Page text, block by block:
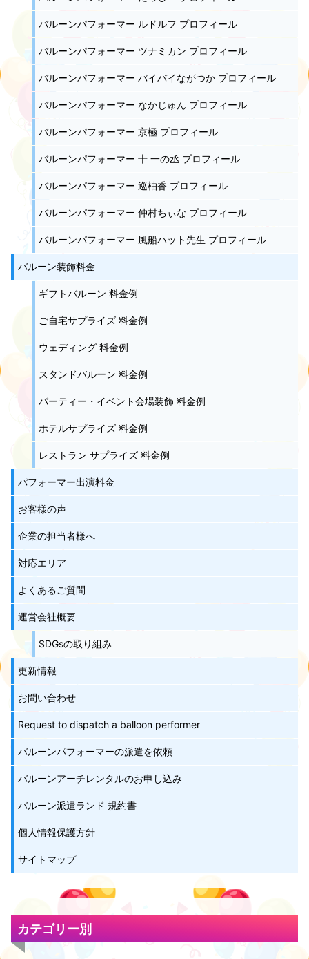
バルーンパフォーマー ルドルフ プロフィール
バルーンパフォーマー ツナミカン プロフィール
バルーンパフォーマー バイバイながつか プロフィール
バルーンパフォーマー なかじゅん プロフィール
バルーンパフォーマー 京極 プロフィール
バルーンパフォーマー 十 一の丞 プロフィール
バルーンパフォーマー 巡柚香 プロフィール
バルーンパフォーマー 仲村ちぃな プロフィール
バルーンパフォーマー 風船ハット先生 プロフィール
バルーン装飾料金
ギフトバルーン 料金例
ご自宅サプライズ 料金例
ウェディング 料金例
スタンドバルーン 料金例
パーティー・イベント会場装飾 料金例
ホテルサプライズ 料金例
レストラン サプライズ 料金例
パフォーマー出演料金
お客様の声
企業の担当者様へ
対応エリア
よくあるご質問
運営会社概要
SDGsの取り組み
更新情報
お問い合わせ
Request to dispatch a balloon performer
バルーンパフォーマーの派遣を依頼
バルーンアーチレンタルのお申し込み
バルーン派遣ランド 規約書
個人情報保護方針
サイトマップ
カテゴリー別